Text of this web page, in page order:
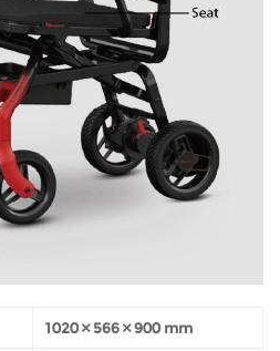
1020 × 566 × 900 mm